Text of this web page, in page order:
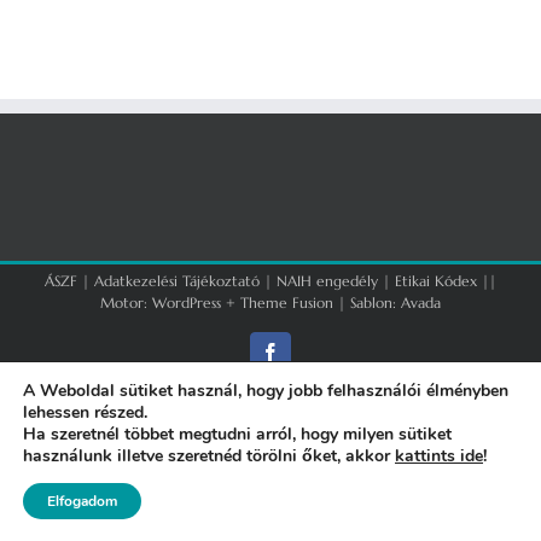
ÁSZF | Adatkezelési Tájékoztató | NAIH engedély | Etikai Kódex ||
Motor: WordPress + Theme Fusion | Sablon: Avada
Facebook
A Weboldal sütiket használ, hogy jobb felhasználói élményben
lehessen részed.
Ha szeretnél többet megtudni arról, hogy milyen sütiket
használunk illetve szeretnéd törölni őket, akkor kattints ide!
Elfogadom